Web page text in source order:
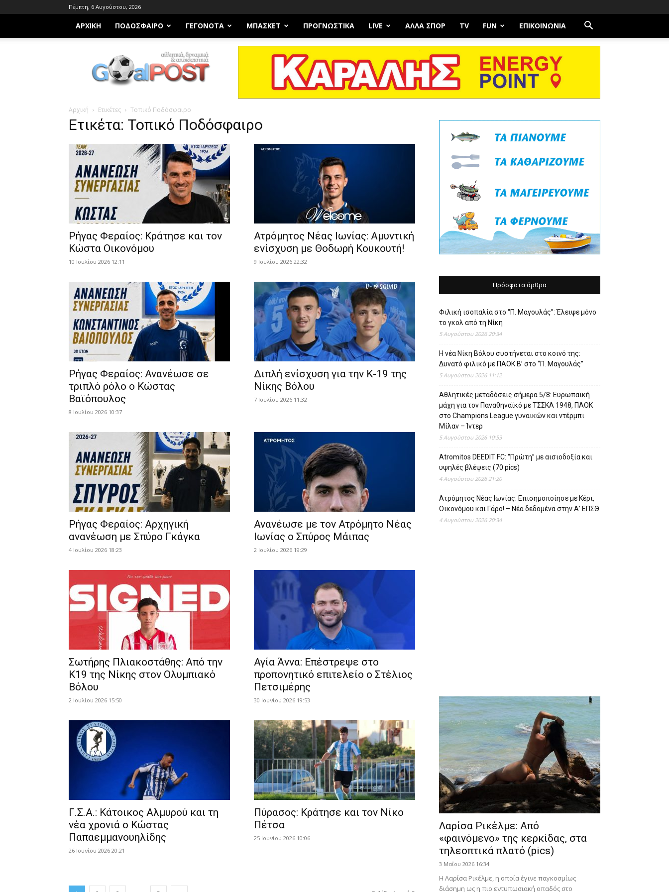
Πέμπτη, 6 Αυγούστου, 2026
ΑΡΧΙΚΗ ΠΟΔΌΣΦΑΙΡΟ ΓΕΓΟΝΌΤΑ ΜΠΆΣΚΕΤ ΠΡΟΓΝΩΣΤΙΚΑ LIVE ΆΛΛΑ ΣΠΟΡ TV FUN ΕΠΙΚΟΙΝΩΝΊΑ
Goalpost.gr
Αρχική Ετικέτες Τοπικό Ποδόσφαιρο
Ετικέτα: Τοπικό Ποδόσφαιρο
Ρήγας Φεραίος: Κράτησε και τον
Κώστα Οικονόμου
10 Ιουλίου 2026 12:11
Ατρόμητος Νέας Ιωνίας: Αμυντική
ενίσχυση με Θοδωρή Κουκουτή!
9 Ιουλίου 2026 22:32
Ρήγας Φεραίος: Ανανέωσε σε
τριπλό ρόλο ο Κώστας
Βαϊόπουλος
8 Ιουλίου 2026 10:37
Διπλή ενίσχυση για την Κ-19 της
Νίκης Βόλου
7 Ιουλίου 2026 11:32
Ρήγας Φεραίος: Αρχηγική
ανανέωση με Σπύρο Γκάγκα
4 Ιουλίου 2026 18:23
Ανανέωσε με τον Ατρόμητο Νέας
Ιωνίας ο Σπύρος Μάιπας
2 Ιουλίου 2026 19:29
Σωτήρης Πλιακοστάθης: Από την
Κ19 της Νίκης στον Ολυμπιακό
Βόλου
2 Ιουλίου 2026 15:50
Αγία Άννα: Επέστρεψε στο
προπονητικό επιτελείο ο Στέλιος
Πετσιμέρης
30 Ιουνίου 2026 19:53
Γ.Σ.Α.: Κάτοικος Αλμυρού και τη
νέα χρονιά ο Κώστας
Παπαεμμανουηλίδης
26 Ιουνίου 2026 20:21
Πύρασος: Κράτησε και τον Νίκο
Πέτσα
25 Ιουνίου 2026 10:06
Πρόσφατα άρθρα
Φιλική ισοπαλία στο “Π. Μαγουλάς”: Έλειψε μόνο
το γκολ από τη Νίκη
5 Αυγούστου 2026 20:34
Η νέα Νίκη Βόλου συστήνεται στο κοινό της:
Δυνατό φιλικό με ΠΑΟΚ Β’ στο “Π. Μαγουλάς”
5 Αυγούστου 2026 11:12
Αθλητικές μεταδόσεις σήμερα 5/8: Ευρωπαϊκή
μάχη για τον Παναθηναϊκό με ΤΣΣΚΑ 1948, ΠΑΟΚ
στο Champions League γυναικών και ντέρμπι
Μίλαν – Ίντερ
5 Αυγούστου 2026 10:53
Atromitos DEEDIT FC: “Πρώτη” με αισιοδοξία και
υψηλές βλέψεις (70 pics)
4 Αυγούστου 2026 21:20
Ατρόμητος Νέας Ιωνίας: Επισημοποίησε με Κέρι,
Οικονόμου και Γάρο! – Νέα δεδομένα στην Α’ ΕΠΣΘ
4 Αυγούστου 2026 20:34
Λαρίσα Ρικέλμε: Από
«φαινόμενο» της κερκίδας, στα
τηλεοπτικά πλατό (pics)
3 Μαΐου 2026 16:34
Η Λαρίσα Ρικέλμε, η οποία έγινε παγκοσμίως
διάσημη ως η πιο εντυπωσιακή οπαδός στο